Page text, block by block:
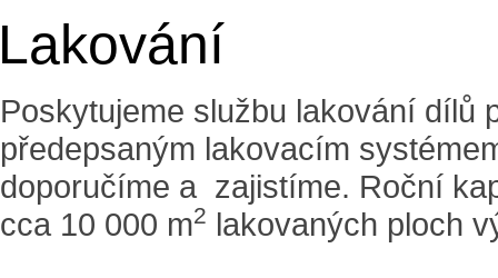
Poskytujeme službu lakování dílů
předepsaným lakovacím
doporučíme a zajistíme. Roční
cca 10 000 m2 lakovaných ploch